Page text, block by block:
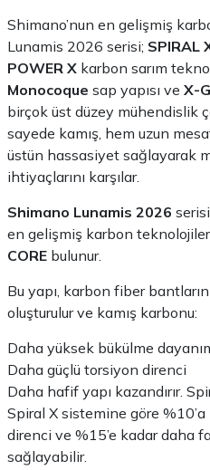
Shimano’nun en gelişmiş
Lunamis 2026 serisi; SPIRAL
POWER X karbon sarım
Monocoque sap yapısı ve X-
birçok üst düzey mühendislik
sayede kamış, hem uzun
üstün hassasiyet sağlayarak
ihtiyaçlarını karşılar.
Shimano Lunamis 2026
en gelişmiş karbon
CORE bulunur.
Bu yapı, karbon fiber
oluşturulur ve kamış karbonu:
Daha yüksek bükülme
Daha güçlü torsiyon direnci
Daha hafif yapı kazandırır.
Spiral X sistemine göre
direnci ve %15’e kadar daha
sağlayabilir.